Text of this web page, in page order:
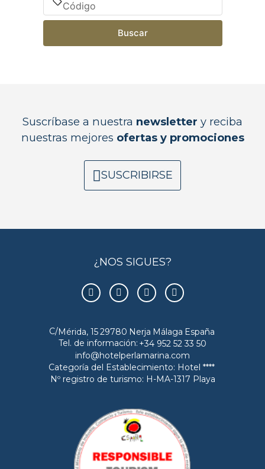
Buscar
Suscríbase a nuestra newsletter y reciba
nuestras mejores ofertas y promociones
SUSCRIBIRSE
¿NOS SIGUES?
C/Mérida, 1529780 Nerja Málaga España
Tel. de información: +34 952 52 33 50
info@hotelperlamarina.com
Categoría del Establecimiento: Hotel ****
Nº registro de turismo: H-MA-1317 Playa